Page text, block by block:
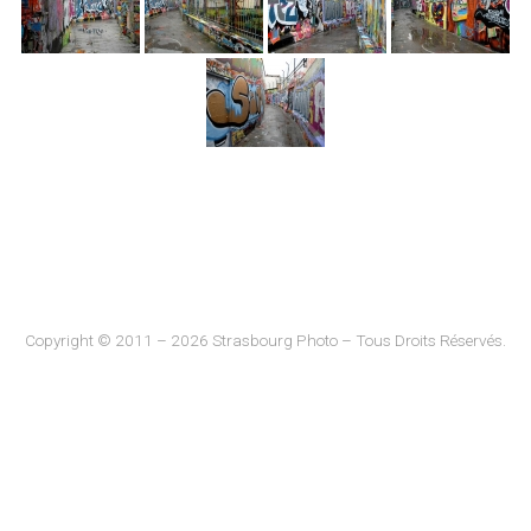
Copyright © 2011 – 2026 Strasbourg Photo – Tous Droits Réservés.